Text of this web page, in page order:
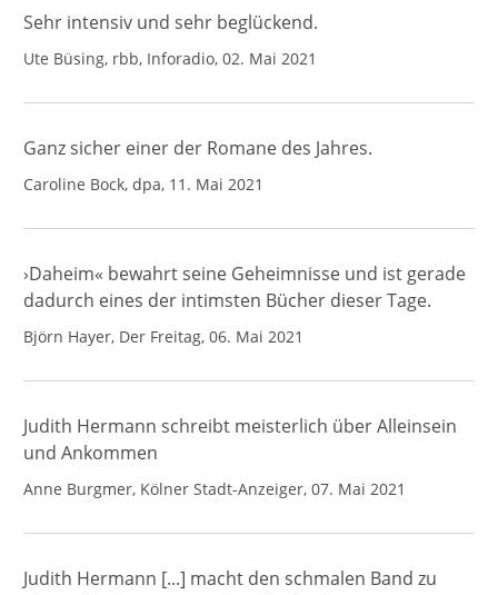
Sehr intensiv und sehr beglückend.
Ute Büsing, rbb, Inforadio, 02. Mai 2021
Ganz sicher einer der Romane des Jahres.
Caroline Bock, dpa, 11. Mai 2021
›Daheim« bewahrt seine Geheimnisse und ist gerade
dadurch eines der intimsten Bücher dieser Tage.
Björn Hayer, Der Freitag, 06. Mai 2021
Judith Hermann schreibt meisterlich über Alleinsein
und Ankommen
Anne Burgmer, Kölner Stadt-Anzeiger, 07. Mai 2021
Judith Hermann [...] macht den schmalen Band zu